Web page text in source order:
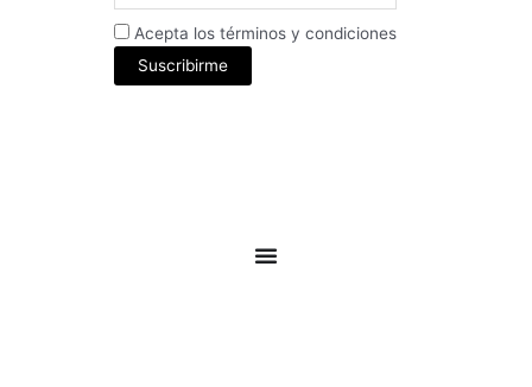
Acepta los términos y condiciones